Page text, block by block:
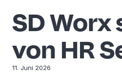
SD
von HR
11. Juni 2026